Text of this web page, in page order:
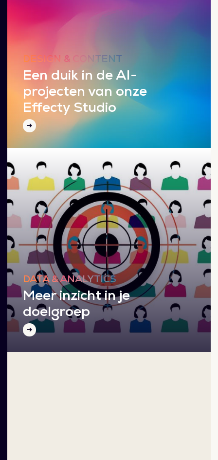
DESIGN & CONTENT
Een duik in de AI-
projecten van onze
Effecty Studio
DATA & ANALYTICS
Meer inzicht in je
doelgroep